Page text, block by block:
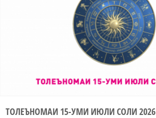
ТОЛЕЪНОМАИ 15-УМИ ИЮЛИ СОЛИ 2026